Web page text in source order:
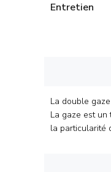
Entretien
La double
La gaze est
la particularité